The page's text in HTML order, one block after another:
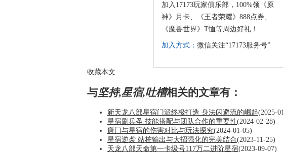
加入17173玩家俱乐部，100%领《原
神》月卡、《王者荣耀》888点券、
《魔兽世界》T恤等周边好礼！
加入方式：微信关注“17173服务号”
收藏本文
与坚持,星宿,吐槽相关的文章有：
新天龙八部星宿门派终极打造 身法闪避流的崛起(2025-
星宿刷兵圣 技能搭配与团队合作的重要性(2024-02-28)
唐门与星宿的伤害对比与玩法探究(2024-01-05)
星宿逆袭 站桩输出与大招强化的完美结合(2023-11-25)
天龙八部天命第一卡级号117万二进阶星宿(2023-09-07)